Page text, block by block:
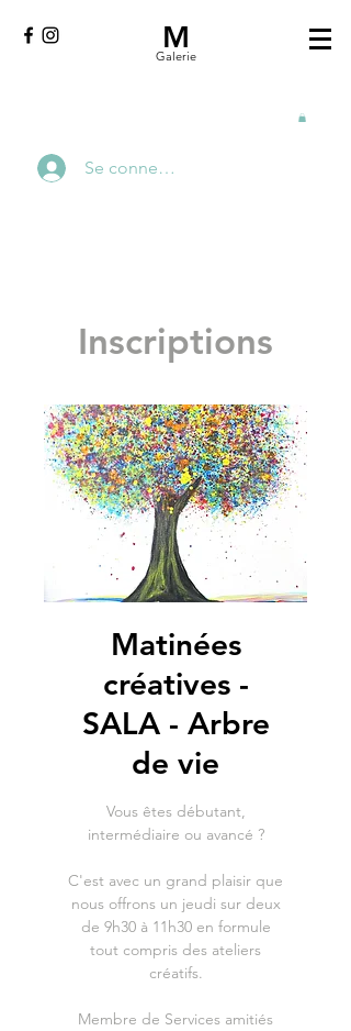
M
Galerie
Se connecter
Inscriptions
Matinées
créatives -
SALA - Arbre
de vie
Vous êtes débutant,
intermédiaire ou avancé ?
C'est avec un grand plaisir que
nous offrons un jeudi sur deux
de 9h30 à 11h30 en formule
tout compris des ateliers
créatifs.
Membre de Services amitiés